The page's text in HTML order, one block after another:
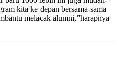
kita ke depan bersama-sama
melacak alumni,”harapnya